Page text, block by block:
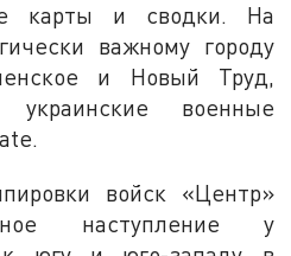
карты и сводки. На
важному городу
и Новый Труд,
украинские военные
войск «Центр»
наступление у